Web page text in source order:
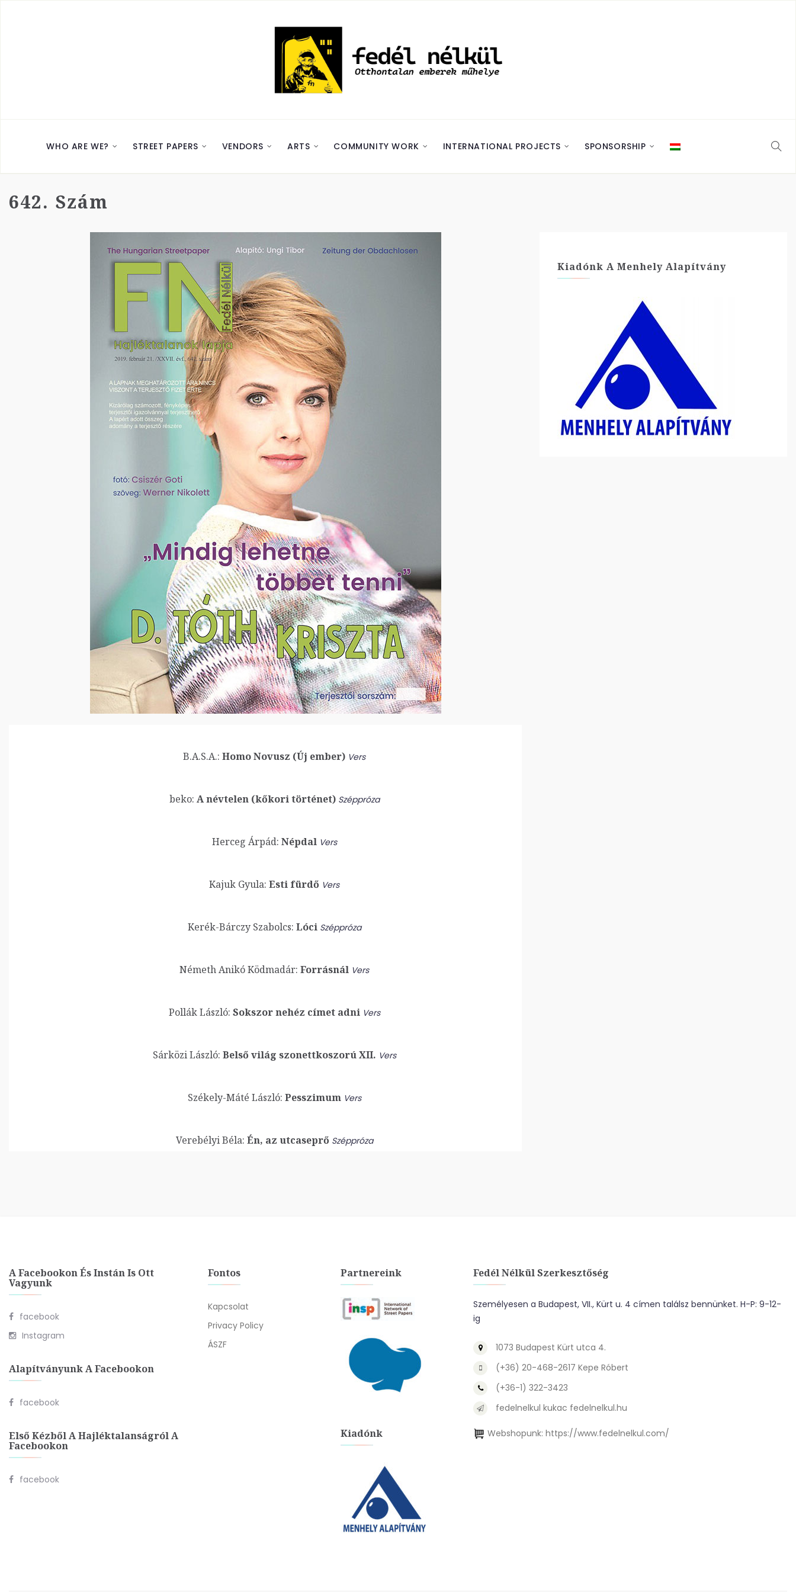
WHO ARE WE? STREET PAPERS VENDORS ARTS COMMUNITY WORK INTERNATIONAL PROJECTS SPONSORSHIP
642. Szám
B.A.S.A.: Homo Novusz (Új ember) Vers
beko: A névtelen (kőkori történet) Széppróza
Herceg Árpád: Népdal Vers
Kajuk Gyula: Esti fürdő Vers
Kerék-Bárczy Szabolcs: Lóci Széppróza
Németh Anikó Ködmadár: Forrásnál Vers
Pollák László: Sokszor nehéz címet adni Vers
Sárközi László: Belső világ szonettkoszorú XII. Vers
Székely-Máté László: Pesszimum Vers
Verebélyi Béla: Én, az utcaseprő Széppróza
Kiadónk A Menhely Alapítvány
A Facebookon És Instán Is Ott
Vagyunk
facebook
Instagram
Alapítványunk A Facebookon
facebook
Első Kézből A Hajléktalanságról A
Facebookon
facebook
Fontos
Kapcsolat
Privacy Policy
ÁSZF
Partnereink
Kiadónk
Fedél Nélkül Szerkesztőség
Személyesen a Budapest, VII., Kürt u. 4 címen találsz bennünket. H-P: 9-12-
ig
1073 Budapest Kürt utca 4.
(+36) 20-468-2617 Kepe Róbert
(+36-1) 322-3423
fedelnelkul kukac fedelnelkul.hu
Webshopunk: https://www.fedelnelkul.com/